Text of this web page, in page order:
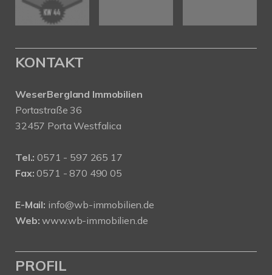
KONTAKT
WeserBergland Immobilien
Portastraße 36
32457 Porta Westfalica
Tel.: 0571 - 597 265 17
Fax: 0571 - 870 490 05
E-Mail: info@wb-immobilien.de
Web: www.wb-immobilien.de
PROFIL